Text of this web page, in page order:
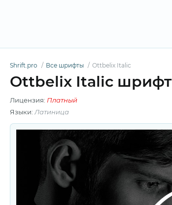
Shrift.pro Все шрифты Ottbelix Italic
Ottbelix Italic шрифт
Лицензия: Платный
Языки: Латиница